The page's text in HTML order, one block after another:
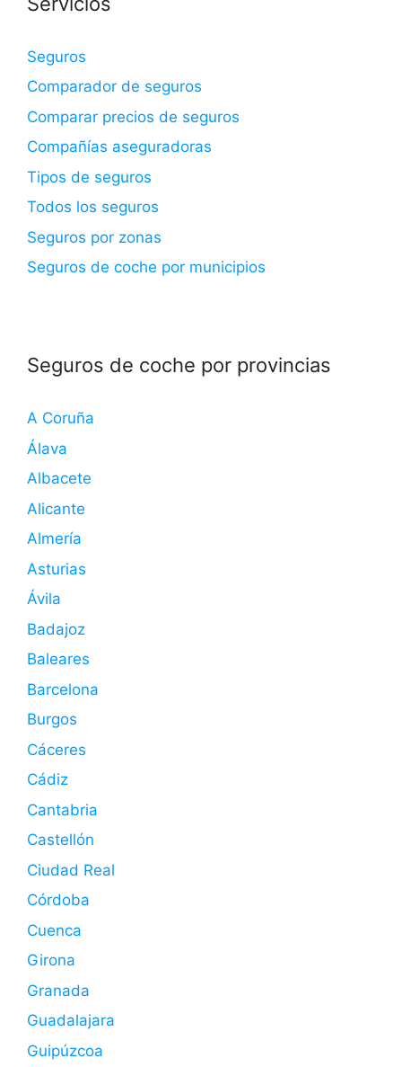
Seguros
Comparador de seguros
Comparar precios de seguros
Compañías aseguradoras
Tipos de seguros
Todos los seguros
Seguros por zonas
Seguros de coche por municipios
Seguros de coche por provincias
A Coruña
Álava
Albacete
Alicante
Almería
Asturias
Ávila
Badajoz
Baleares
Barcelona
Burgos
Cáceres
Cádiz
Cantabria
Castellón
Ciudad Real
Córdoba
Cuenca
Girona
Granada
Guadalajara
Guipúzcoa